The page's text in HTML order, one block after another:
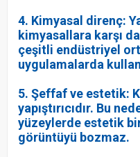
4. Kimyasal direnç:
kimyasallara karşı
çeşitli endüstriyel
uygulamalarda
5. Şeffaf ve estetik:
yapıştırıcıdır. Bu
yüzeylerde estetik
görüntüyü bozmaz.